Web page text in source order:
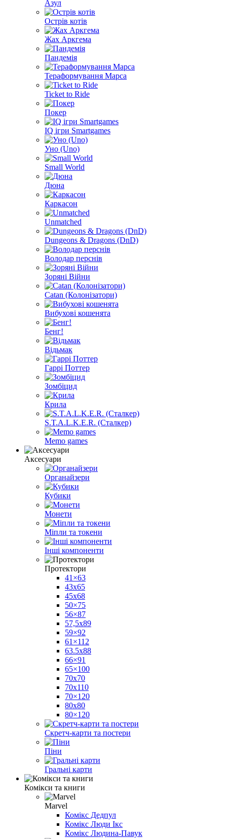
Азул
Острів котів
Жах Аркгема
Пандемія
Тераформування Марса
Ticket to Ride
Покер
IQ ігри Smartgames
Уно (Uno)
Small World
Дюна
Каркасон
Unmatched
Dungeons & Dragons (DnD)
Володар перснів
Зоряні Війни
Catan (Колонізатори)
Вибухові кошенята
Бенг!
Відьмак
Гаррі Поттер
Зомбіцид
Крила
S.T.A.L.K.E.R. (Сталкер)
Memo games
Аксесуари
Органайзери
Кубики
Монети
Міпли та токени
Інші компоненти
Протектори
41×63
43x65
45x68
50×75
56×87
57,5х89
59×92
61×112
63.5x88
66×91
65×100
70x70
70x110
70×120
80x80
80×120
Скретч-карти та постери
Піни
Гральні карти
Комікси та книги
Marvel
Комікс Дедпул
Комікс Люди Ікс
Комікс Людина-Павук